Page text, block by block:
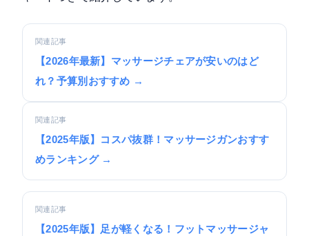
関連記事
【2026年最新】マッサージチェアが安いのはど
れ？予算別おすすめ →
関連記事
【2025年版】コスパ抜群！マッサージガンおすす
めランキング →
関連記事
【2025年版】足が軽くなる！フットマッサージャ